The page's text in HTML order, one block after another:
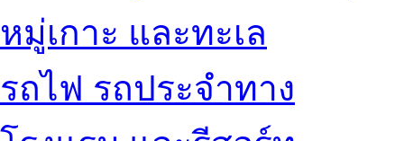
หมู่เกาะ และทะเล
รถไฟ รถประจำทาง